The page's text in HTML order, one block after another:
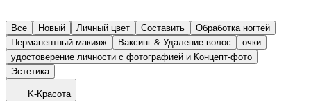
Все Новый Личный цвет Составить
Обработка ногтей
Перманентный макияж
Ваксинг & Удаление волос
очки
удостоверение личности с фотографией и Концепт-фото
Эстетика
K-Красота